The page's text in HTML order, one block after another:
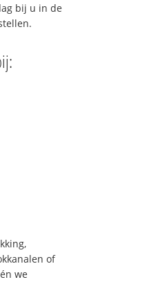
bij u in de
of
we